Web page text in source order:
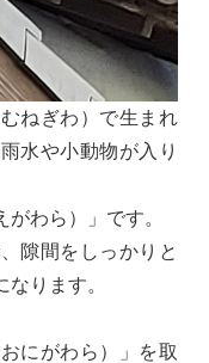
ねぎわ）で生まれ
水や小動物が入り
わら）」です。
隙間をしっかりと
ります。
にがわら）」を取